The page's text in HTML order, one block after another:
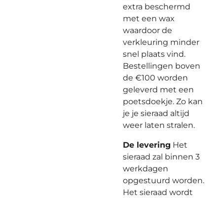
extra beschermd
met een wax
waardoor de
verkleuring minder
snel plaats vind.
Bestellingen boven
de €100 worden
geleverd met een
poetsdoekje. Zo kan
je je sieraad altijd
weer laten stralen.
De levering Het
sieraad zal binnen 3
werkdagen
opgestuurd worden.
Het sieraad wordt